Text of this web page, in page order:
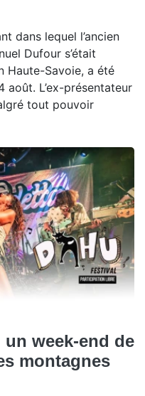
dans lequel l’ancien
Dufour s’était
Haute-Savoie, a été
août. L’ex-présentateur
tout pouvoir
un week-end de
montagnes